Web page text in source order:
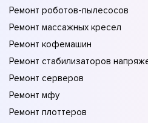
Ремонт роботов-пылесосов
Ремонт массажных кресел
Ремонт кофемашин
Ремонт стабилизаторов
Ремонт серверов
Ремонт мфу
Ремонт плоттеров